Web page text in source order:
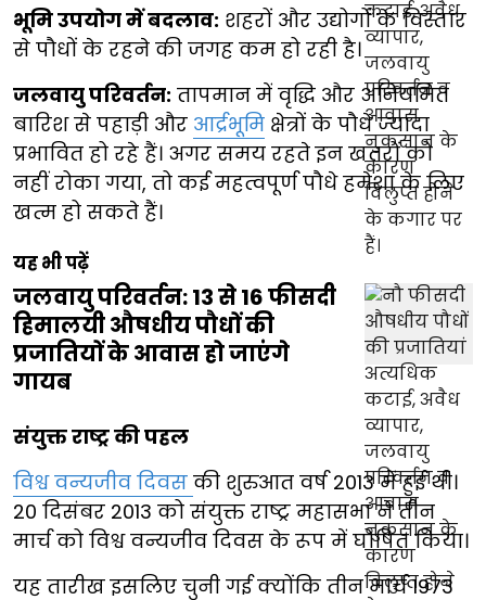
भूमि उपयोग में बदलाव: शहरों और उद्योगों के विस्तार
से पौधों के रहने की जगह कम हो रही है।
जलवायु परिवर्तन: तापमान में वृद्धि और अनियमित
बारिश से पहाड़ी और आर्द्रभूमि क्षेत्रों के पौधे ज्यादा
प्रभावित हो रहे हैं। अगर समय रहते इन खतरों को
नहीं रोका गया, तो कई महत्वपूर्ण पौधे हमेशा के लिए
खत्म हो सकते हैं।
यह भी पढ़ें
जलवायु परिवर्तन: 13 से 16 फीसदी
हिमालयी औषधीय पौधों की
प्रजातियों के आवास हो जाएंगे
गायब
संयुक्त राष्ट्र की पहल
विश्व वन्यजीव दिवस की शुरुआत वर्ष 2013 में हुई थी।
20 दिसंबर 2013 को संयुक्त राष्ट्र महासभा ने तीन
मार्च को विश्व वन्यजीव दिवस के रूप में घोषित किया।
यह तारीख इसलिए चुनी गई क्योंकि तीन मार्च 1973